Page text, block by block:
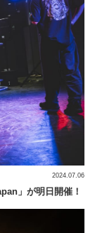
」が明日開催！
2024.07.06